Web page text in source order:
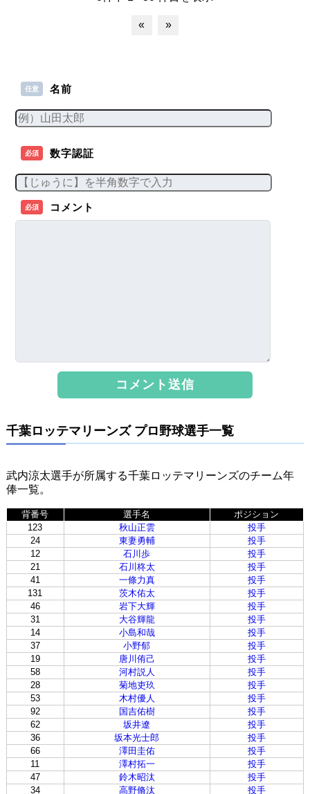
« »
任意 名前
必須 数字認証
必須 コメント
千葉ロッテマリーンズ プロ野球選手一覧
武内涼太選手が所属する千葉ロッテマリーンズのチーム年
俸一覧。
背番号 選手名
ポジション
123
秋山正雲
投手
24
東妻勇輔
投手
12
石川歩
投手
21
石川柊太
投手
41
一條力真
投手
131
茨木佑太
投手
46
岩下大輝
投手
31
大谷輝龍
投手
14
小島和哉
投手
37
小野郁
投手
19
唐川侑己
投手
58
河村説人
投手
28
菊地吏玖
投手
53
木村優人
投手
92
国吉佑樹
投手
62
坂井遼
投手
36
坂本光士郎
投手
66
澤田圭佑
投手
11
澤村拓一
投手
47
鈴木昭汰
投手
34
高野脩汰
投手